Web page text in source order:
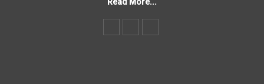
Read More...